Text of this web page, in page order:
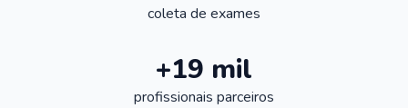
coleta de exames
+19 mil
profissionais parceiros